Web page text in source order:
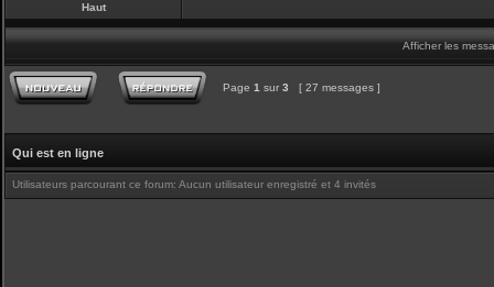
Haut
Afficher les
Page 1 sur 3 [ 27 messages ]
Qui est en ligne
Utilisateurs parcourant ce forum: Aucun utilisateur enregistré et 4 invités